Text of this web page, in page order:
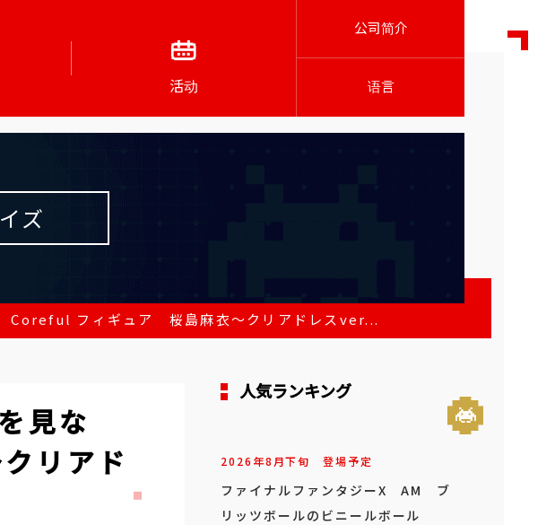
活动
公司简介
语言
ズ
Coreful フィギュア 桜島麻衣～クリアドレスver...
見な
リアド
人気ランキング
2026年8月下旬 登場予定
ファイナルファンタジーX AM ブ
リッツボールのビニールボール